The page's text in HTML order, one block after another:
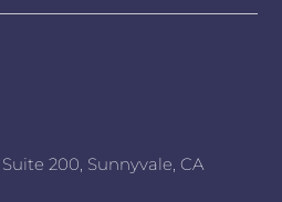
200, Sunnyvale, CA